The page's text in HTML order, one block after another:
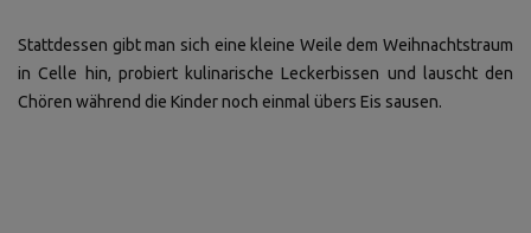
Stattdessen gibt man sich eine kleine Weile dem Weihnachtstraum
in Celle hin, probiert kulinarische Leckerbissen und lauscht den
Chören während die Kinder noch einmal übers Eis sausen.